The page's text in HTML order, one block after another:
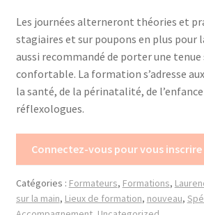
Les journées alterneront théories et
stagiaires et sur poupons en plus pour
aussi recommandé de porter une
confortable. La formation s’adresse
la santé, de la périnatalité, de
réflexologues.
Connectez-vous pour vous inscrire
Catégories : Formateurs, Formations,
sur la main, Lieux de formation, nouveau,